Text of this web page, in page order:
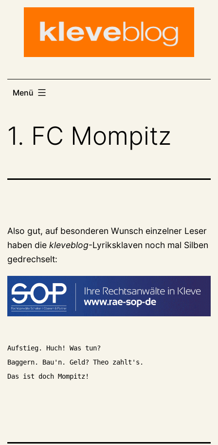
Menü
1. FC Mompitz
Also gut, auf besonderen Wunsch einzelner Leser
haben die kleveblog-Lyriksklaven noch mal Silben
gedrechselt:
Aufstieg. Huch! Was tun?
Baggern. Bau'n. Geld? Theo zahlt's.
Das ist doch Mompitz!